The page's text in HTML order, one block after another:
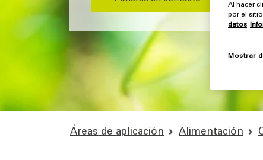
Áreas de aplicación Alimentación
Al hacer
por el
datos
Mostrar